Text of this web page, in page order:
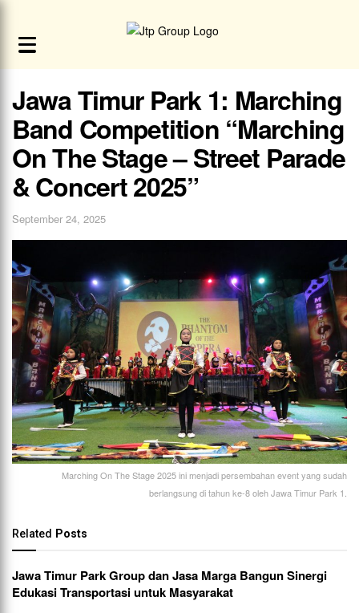
Jawa Timur Park 1: Marching
Band Competition “Marching
On The Stage – Street Parade
& Concert 2025”
September 24, 2025
Marching On The Stage 2025 ini menjadi persembahan event yang sudah
berlangsung di tahun ke-8 oleh Jawa Timur Park 1.
Related Posts
Jawa Timur Park Group dan Jasa Marga Bangun Sinergi
Edukasi Transportasi untuk Masyarakat